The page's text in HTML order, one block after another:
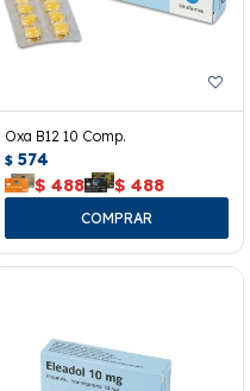
Oxa B12 10 Comp.
$ 574
$ 488 $ 488